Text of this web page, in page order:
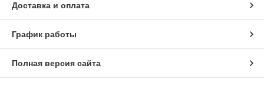
Доставка и оплата
График работы
Полная версия сайта